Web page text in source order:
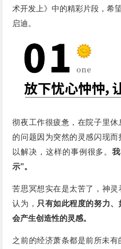
术开发上》中的精彩片段，希
启迪。
彻夜工作很疲惫，在院子里
的问题因为突然的灵感闪现
以解决，这样的事例很多。
示”。
苦思冥想实在是太苦了，神
认为，
只有如此程度的努力
会产生创造性的灵感。
之前的经济萧条都是前所未有